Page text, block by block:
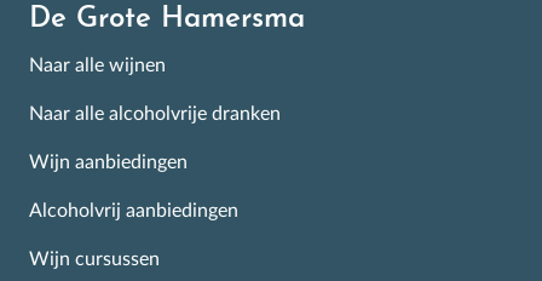
De Grote Hamersma
Naar alle wijnen
Naar alle alcoholvrije dranken
Wijn aanbiedingen
Alcoholvrij aanbiedingen
Wijn cursussen